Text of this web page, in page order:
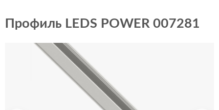
Профиль LEDS POWER 007281